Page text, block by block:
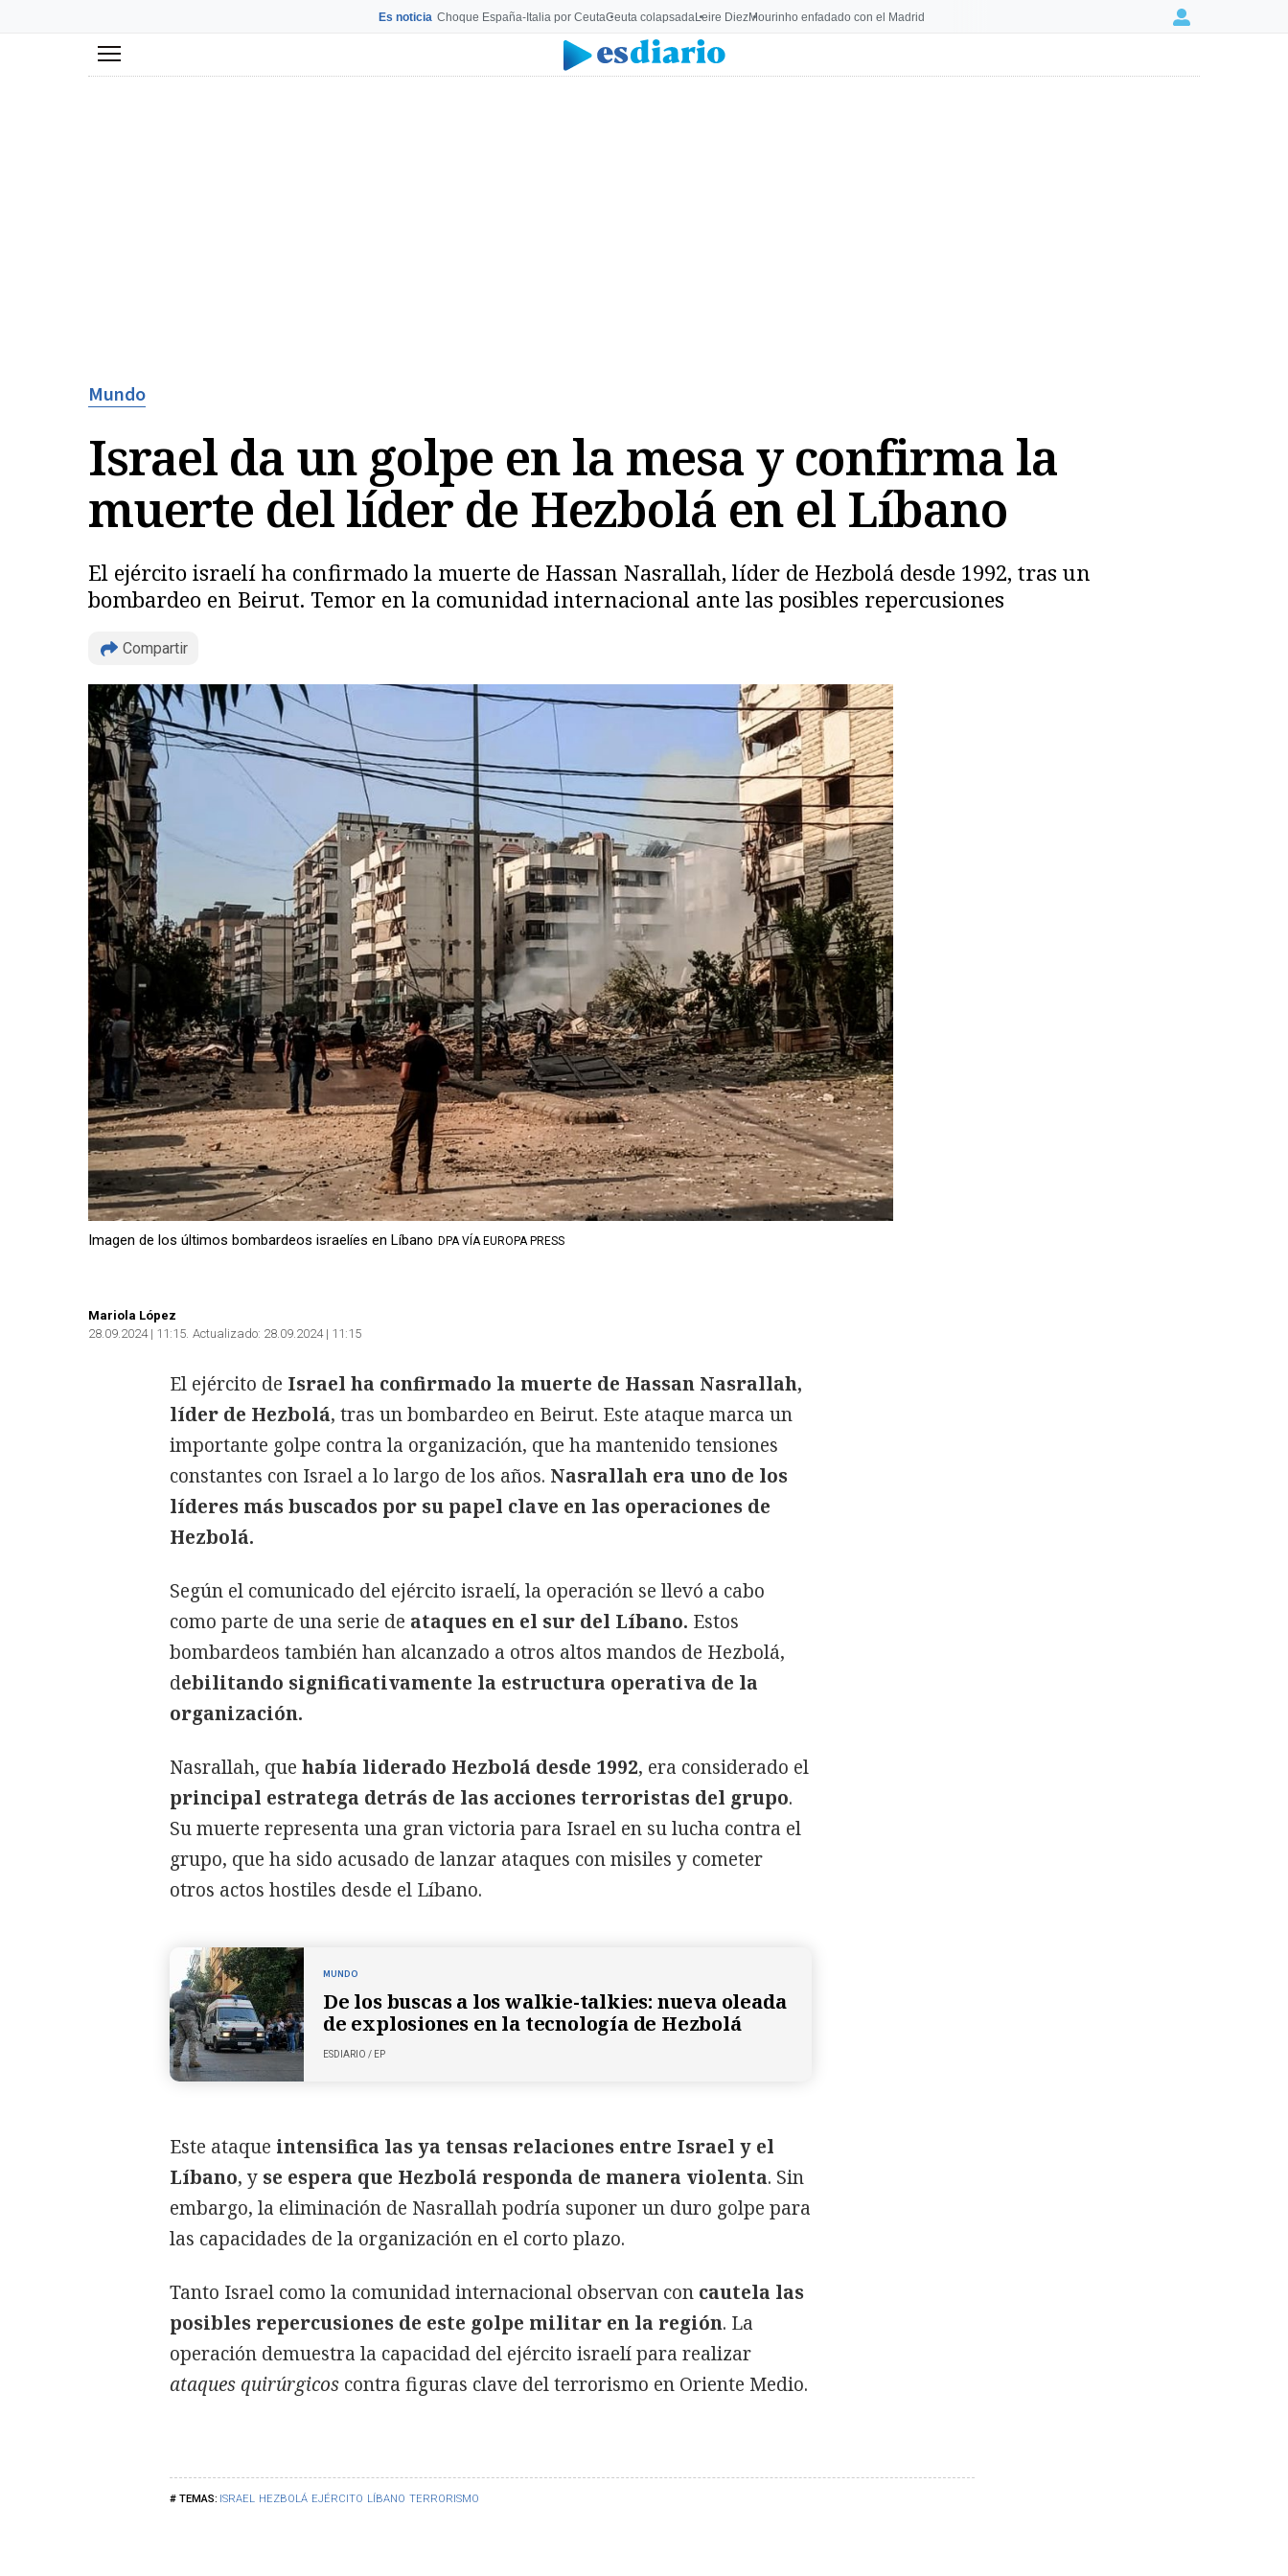
Es noticia Choque España-Italia por CeutaCeuta colapsadaLeire DiezMourinho enfadado con el Madrid Login
Menú
Mundo
Israel da un golpe en la mesa y confirma la
muerte del líder de Hezbolá en el Líbano
El ejército israelí ha confirmado la muerte de Hassan Nasrallah, líder de Hezbolá desde 1992, tras un
bombardeo en Beirut. Temor en la comunidad internacional ante las posibles repercusiones
Compartir
Imagen de los últimos bombardeos israelíes en Líbano DPA VÍA EUROPA PRESS
Mariola López
28.09.2024 | 11:15 Actualizado: 28.09.2024 | 11:15
ISRAEL HEZBOLÁ EJÉRCITO LÍBANO TERRORISMO
El ejército de Israel ha confirmado la muerte de Hassan Nasrallah,
líder de Hezbolá, tras un bombardeo en Beirut. Este ataque marca un
importante golpe contra la organización, que ha mantenido tensiones
constantes con Israel a lo largo de los años. Nasrallah era uno de los
líderes más buscados por su papel clave en las operaciones de
Hezbolá.
Según el comunicado del ejército israelí, la operación se llevó a cabo
como parte de una serie de ataques en el sur del Líbano. Estos
bombardeos también han alcanzado a otros altos mandos de Hezbolá,
debilitando significativamente la estructura operativa de la
organización.
Nasrallah, que había liderado Hezbolá desde 1992, era considerado el
principal estratega detrás de las acciones terroristas del grupo.
Su muerte representa una gran victoria para Israel en su lucha contra el
grupo, que ha sido acusado de lanzar ataques con misiles y cometer
otros actos hostiles desde el Líbano.
MUNDO
De los buscas a los walkie-talkies: nueva oleada
de explosiones en la tecnología de Hezbolá
ESDIARIO / EP
Este ataque intensifica las ya tensas relaciones entre Israel y el
Líbano, y se espera que Hezbolá responda de manera violenta. Sin
embargo, la eliminación de Nasrallah podría suponer un duro golpe para
las capacidades de la organización en el corto plazo.
Tanto Israel como la comunidad internacional observan con cautela las
posibles repercusiones de este golpe militar en la región. La
operación demuestra la capacidad del ejército israelí para realizar
ataques quirúrgicos contra figuras clave del terrorismo en Oriente Medio.